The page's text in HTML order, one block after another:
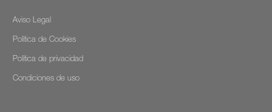
Aviso Legal
Política de Cookies
Política de privacidad
Condiciones de uso